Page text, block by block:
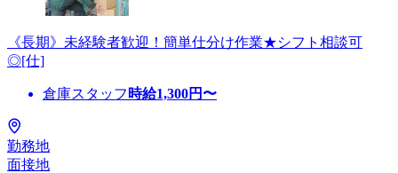
《長期》未経験者歓迎！簡単仕分け作業★シフト相談可
◎[仕]
倉庫スタッフ 時給1,300円〜
勤務地
面接地